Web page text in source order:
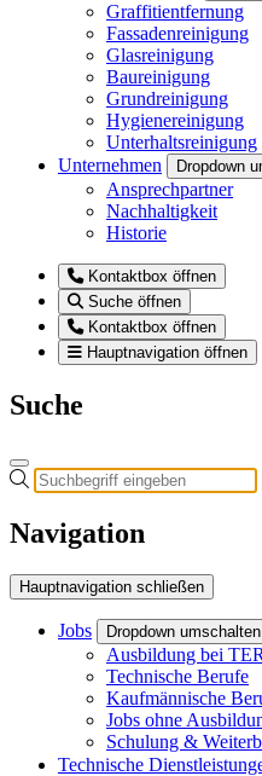
Graffitientfernung
Fassadenreinigung
Glasreinigung
Baureinigung
Grundreinigung
Hygienereinigung
Unterhaltsreinigung
Unternehmen
Dropdown
Ansprechpartner
Nachhaltigkeit
Historie
Kontaktbox öffnen
Suche öffnen
Kontaktbox öffnen
Hauptnavigation öffnen
Suche
Navigation
Hauptnavigation schließen
Jobs Dropdown umschalten
Ausbildung bei
Technische Berufe
Kaufmännische
Jobs ohne
Schulung &
Technische